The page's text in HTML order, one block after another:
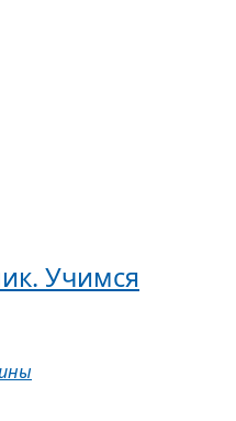
Учимся